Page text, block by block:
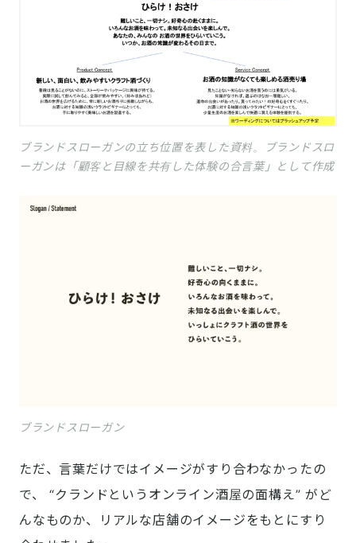
ブランドスローガンの立ち位置を表した資料。ブランドスロ
ーガンは「顧客と目線を共有した体験の合言葉」として作成
ブランドスローガン
ただ、言葉だけではイメージがすり合わなかったの
で、 “クランドというオンライン酒屋の面構え” がど
んなものか、リアルな店舗のイメージをもとにすり